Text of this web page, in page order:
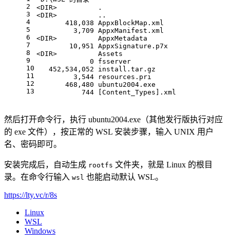
2
3
4
5
6
7
8
9
10
11
12
13
<DIR>          .
<DIR>          ..
       418,038 AppxBlockMap.xml
         3,709 AppxManifest.xml
<DIR>          AppxMetadata
        10,951 AppxSignature.p7x
<DIR>          Assets
             0 fsserver
   452,534,052 install.tar.gz
         3,544 resources.pri
       468,480 ubuntu2004.exe
           744 [Content_Types].xml
然后打开命令行，执行 ubuntu2004.exe（其他发行版执行对应
的 exe 文件），按正常的 WSL 安装步骤，输入 UNIX 用户
名、密码即可。
安装完成后，自动生成 rootfs 文件夹，就是 Linux 的根目
录。在命令行输入 wsl 也能启动默认 WSL。
https://lty.vc/r/8s
Linux
WSL
Windows